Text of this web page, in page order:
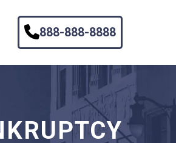
888-888-8888